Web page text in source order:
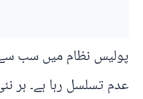
پولیس نظام میں سب سے
عدم تسلسل رہا ہے۔ ہر